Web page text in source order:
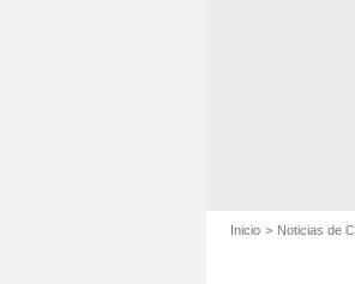
Inicio Noticias de